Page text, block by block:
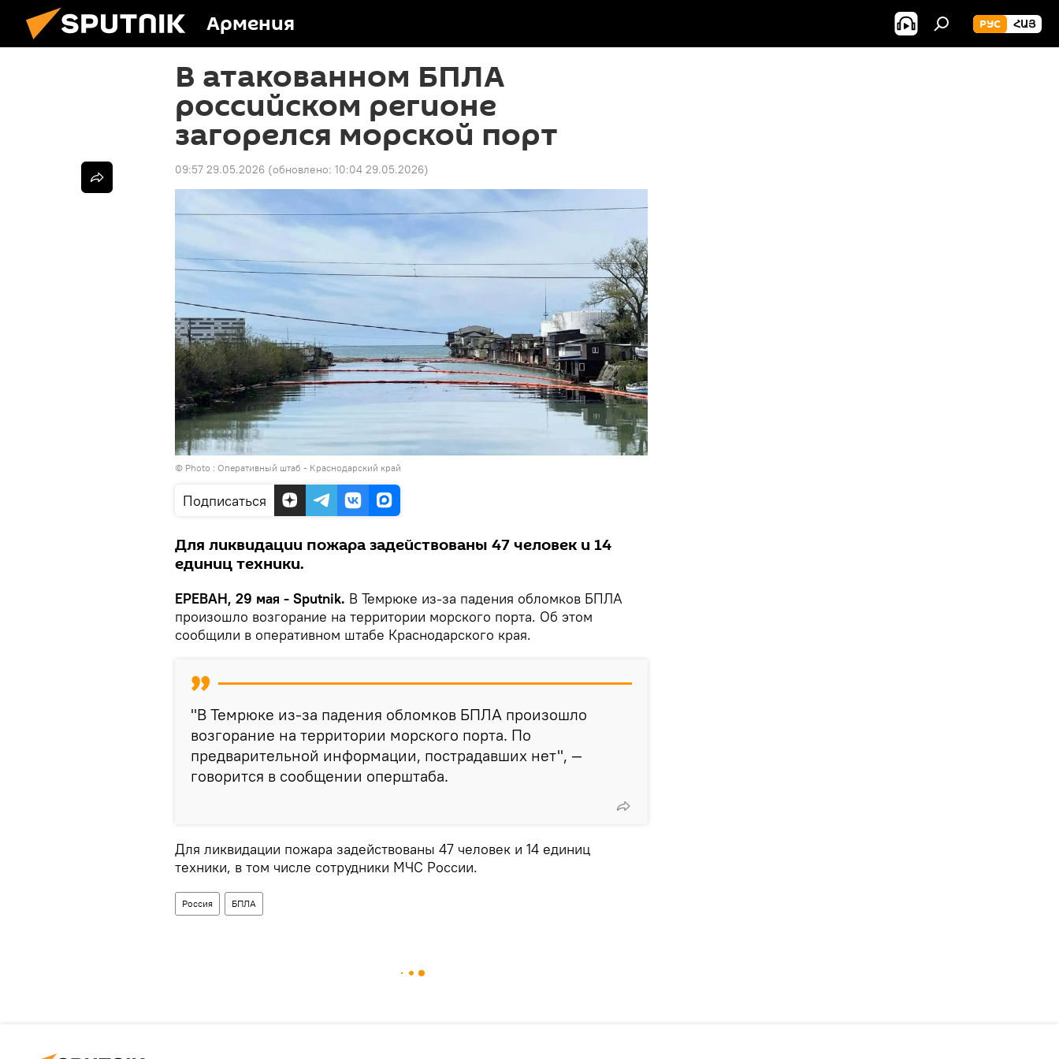
Армения РУС ՀԱՅ
В атакованном БПЛА
российском регионе
загорелся морской порт
09:57 29.05.2026 (обновлено: 10:04 29.05.2026)
© Photo : Оперативный штаб - Краснодарский край
Подписаться
Для ликвидации пожара задействованы 47 человек и 14
единиц техники.
ЕРЕВАН, 29 мая - Sputnik. В Темрюке из-за падения обломков БПЛА
произошло возгорание на территории морского порта. Об этом
сообщили в оперативном штабе Краснодарского края.
"В Темрюке из-за падения обломков БПЛА произошло
возгорание на территории морского порта. По
предварительной информации, пострадавших нет", —
говорится в сообщении оперштаба.
Для ликвидации пожара задействованы 47 человек и 14 единиц
техники, в том числе сотрудники МЧС России.
Россия БПЛА